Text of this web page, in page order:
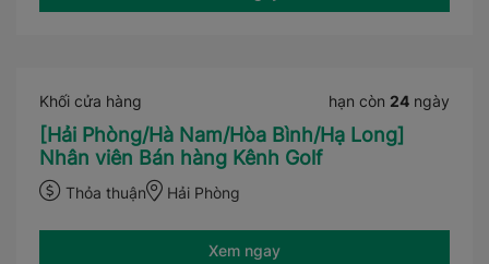
Khối cửa hàng hạn còn 24 ngày
[Hải Phòng/Hà Nam/Hòa Bình/Hạ Long]
Nhân viên Bán hàng Kênh Golf
Thỏa thuận Hải Phòng
Xem ngay